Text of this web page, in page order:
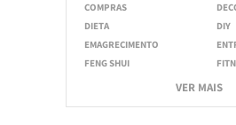
COMPRAS
DIETA
DIY
EMAGRECIMENTO
FENG SHUI
VER MAIS